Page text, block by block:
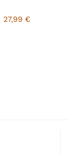
27,99 €